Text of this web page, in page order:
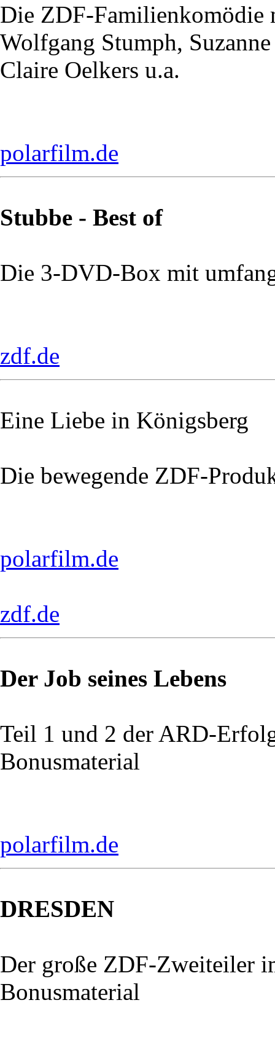
Die ZDF-Familienkomödie
Wolfgang Stumph,
Claire Oelkers u.a.
polarfilm.de
Stubbe - Best of
Die 3-DVD-Box mit
zdf.de
Eine Liebe in Königsberg
Die bewegende ZDF-
polarfilm.de
zdf.de
Der Job seines Lebens
Teil 1 und 2 der ARD-
Bonusmaterial
polarfilm.de
DRESDEN
Der große ZDF-Zweiteiler
Bonusmaterial